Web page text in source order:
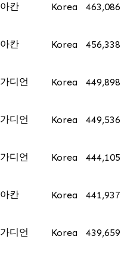
아칸 Korea 463,086
아칸 Korea 456,338
가디언 Korea 449,898
가디언 Korea 449,536
가디언 Korea 444,105
아칸 Korea 441,937
가디언 Korea 439,659